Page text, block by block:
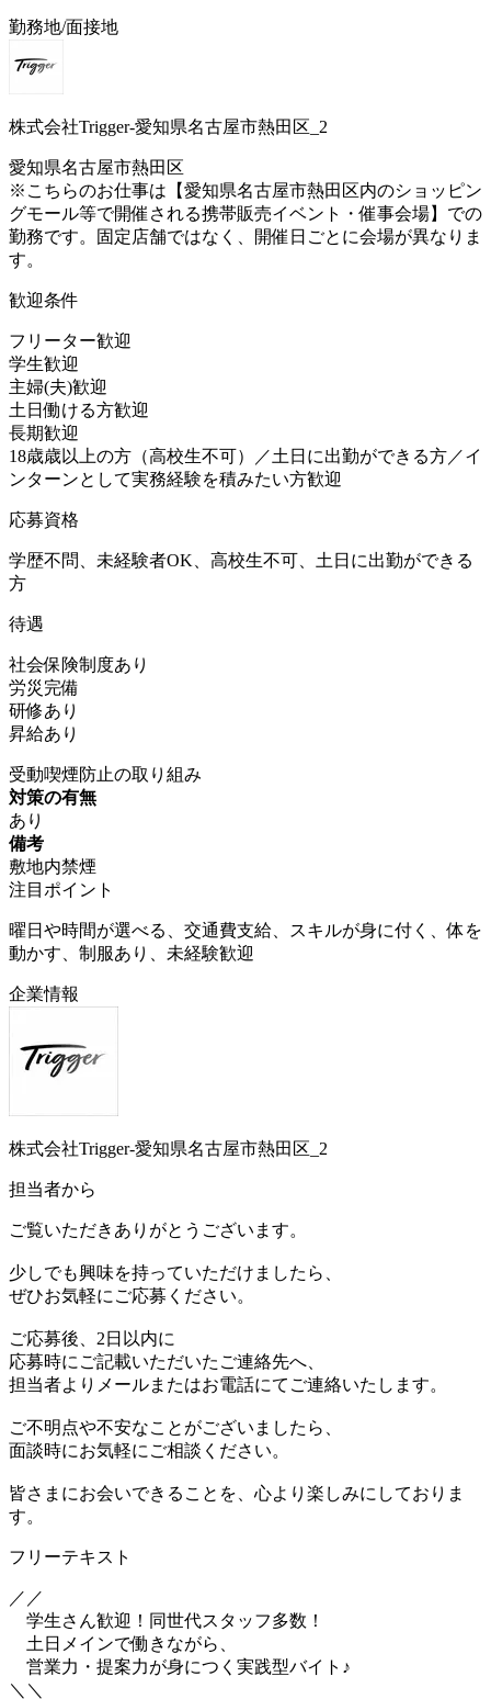
勤務地/面接地
株式会社Trigger-愛知県名古屋市熱田区_2
愛知県名古屋市熱田区
※こちらのお仕事は【愛知県名古屋市熱田区内のショッピン
グモール等で開催される携帯販売イベント・催事会場】での
勤務です。固定店舗ではなく、開催日ごとに会場が異なりま
す。
歓迎条件
フリーター歓迎
学生歓迎
主婦(夫)歓迎
土日働ける方歓迎
長期歓迎
18歳歳以上の方（高校生不可）／土日に出勤ができる方／イ
ンターンとして実務経験を積みたい方歓迎
応募資格
学歴不問、未経験者OK、高校生不可、土日に出勤ができる
方
待遇
社会保険制度あり
労災完備
研修あり
昇給あり
受動喫煙防止の取り組み
対策の有無
あり
備考
敷地内禁煙
注目ポイント
曜日や時間が選べる、交通費支給、スキルが身に付く、体を
動かす、制服あり、未経験歓迎
企業情報
株式会社Trigger-愛知県名古屋市熱田区_2
担当者から
ご覧いただきありがとうございます。
少しでも興味を持っていただけましたら、
ぜひお気軽にご応募ください。
ご応募後、2日以内に
応募時にご記載いただいたご連絡先へ、
担当者よりメールまたはお電話にてご連絡いたします。
ご不明点や不安なことがございましたら、
面談時にお気軽にご相談ください。
皆さまにお会いできることを、心より楽しみにしておりま
す。
フリーテキスト
／／
学生さん歓迎！同世代スタッフ多数！
土日メインで働きながら、
営業力・提案力が身につく実践型バイト♪
＼＼